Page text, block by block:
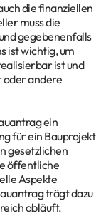
die finanziellen
muss die
gegebenenfalls
ist wichtig, um
ist und
oder andere
ein
für ein Bauprojekt
gesetzlichen
öffentliche
Aspekte
trägt dazu
abläuft.